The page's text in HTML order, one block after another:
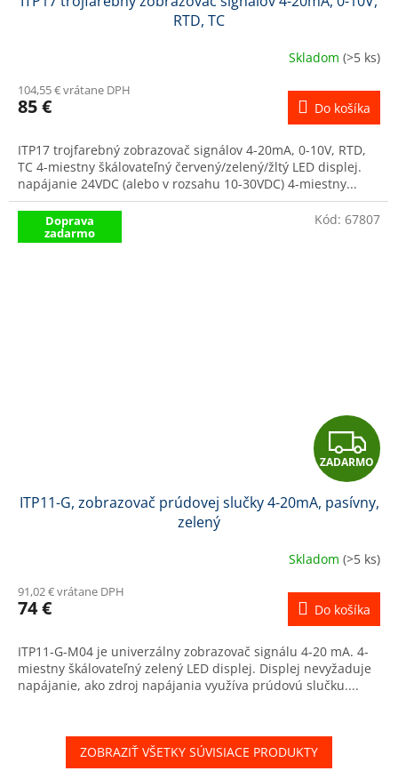
D
A
R
M
O
RTD, TC
Skladom (>5 ks)
104,55 € vrátane DPH
85 € Do košíka
ITP17 trojfarebný zobrazovač signálov 4-20mA, 0-10V, RTD,
TC 4-miestny škálovateľný červený/zelený/žltý LED displej.
napájanie 24VDC (alebo v rozsahu 10-30VDC) 4-miestny...
Doprava
zadarmo
Z
A
D
A
R
M
O
ZADARMO
ITP11-G, zobrazovač prúdovej slučky 4-20mA, pasívny,
zelený
Skladom (>5 ks)
91,02 € vrátane DPH
74 € Do košíka
ITP11-G-M04 je univerzálny zobrazovač signálu 4-20 mA. 4-
miestny škálovateľný zelený LED displej. Displej nevyžaduje
napájanie, ako zdroj napájania využíva prúdovú slučku....
Kód: 67807
ZOBRAZIŤ VŠETKY SÚVISIACE PRODUKTY